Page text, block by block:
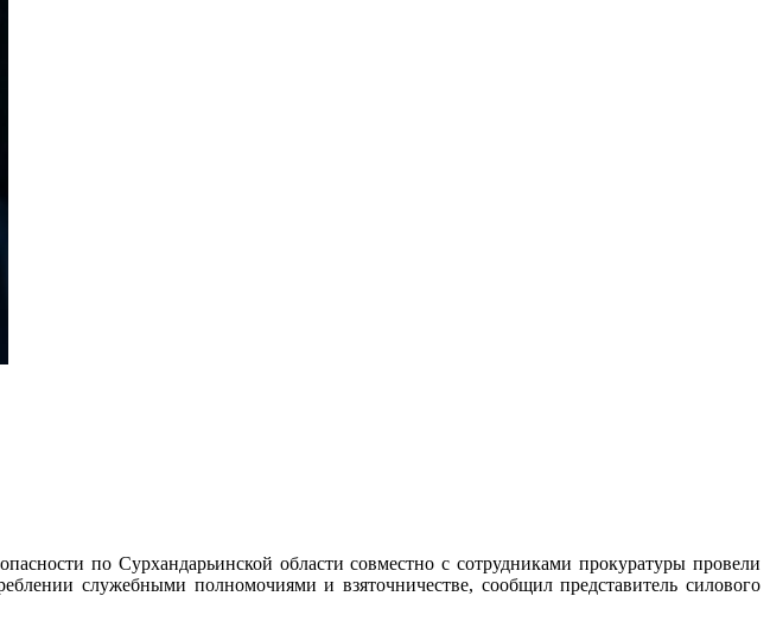
по Сурхандарьинской области совместно с сотрудниками прокуратуры провели
служебными полномочиями и взяточничестве, сообщил представитель силового